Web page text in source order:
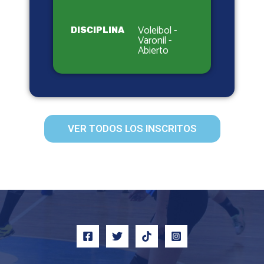
DISCIPLINA Voleibol -
Varonil -
Abierto
VER TODOS LOS INSCRITOS